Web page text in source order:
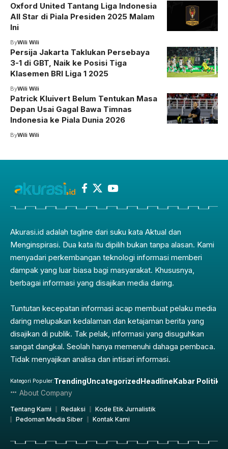
Oxford United Tantang Liga Indonesia
All Star di Piala Presiden 2025 Malam
Ini
ByWili Wili
Persija Jakarta Taklukan Persebaya
3-1 di GBT, Naik ke Posisi Tiga
Klasemen BRI Liga 1 2025
ByWili Wili
Patrick Kluivert Belum Tentukan Masa
Depan Usai Gagal Bawa Timnas
Indonesia ke Piala Dunia 2026
ByWili Wili
Akurasi.id adalah tagline dari suku kata Aktual dan
Menginspirasi. Dua kata itu dipilih bukan tanpa alasan. Kami
menyadari perkembangan teknologi informasi memberi
dampak yang luar biasa bagi masyarakat. Khususnya,
berbagai informasi yang disajikan media daring.
Tuntutan kecepatan informasi acap membuat pelaku media
daring melupakan kedalaman dan ketajaman berita yang
disajikan di publik. Tak pelak, informasi yang disuguhkan
sangat dangkal. Seolah hanya memenuhi dahaga pembaca.
Tidak menyajikan analisa dan intisari informasi.
Kategori Populer:TrendingUncategorizedHeadlineKabar Politik
About Company
Tentang Kami Redaksi
Kode Etik Jurnalistik
Pedoman Media Siber
Kontak Kami